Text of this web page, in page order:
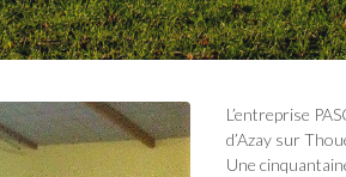
L’entreprise
d’Azay sur
Une